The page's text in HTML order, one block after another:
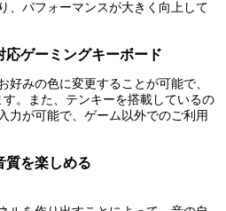
、パフォーマンスが大きく向上して
応ゲーミングキーボード
好みの色に変更することが可能で、
。また、テンキーを搭載しているの
力が可能で、ゲーム以外でのご利用
質を楽しめる